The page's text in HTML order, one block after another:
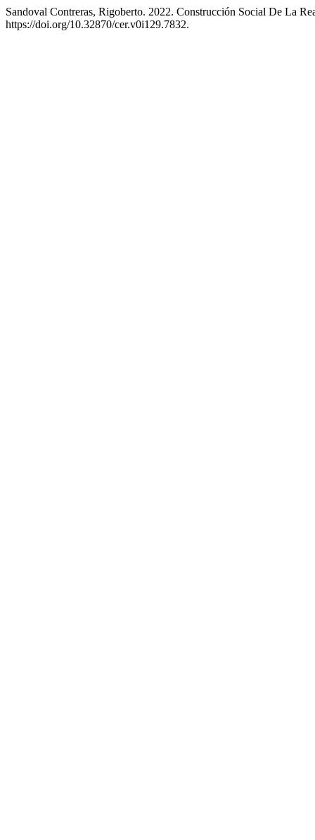
Sandoval Contreras, Rigoberto. 2022. Construcción Social De La
https://doi.org/10.32870/cer.v0i129.7832.